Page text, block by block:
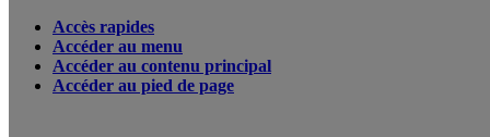
Accès rapides
Accéder au menu
Accéder au contenu principal
Accéder au pied de page